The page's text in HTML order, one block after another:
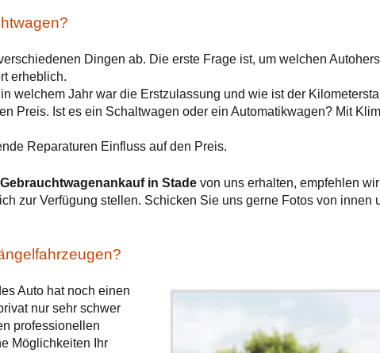
Dingen ab. Die erste Frage ist, um welchen
erheblich.
welchem Jahr war die Erstzulassung und wie ist der
Preis. Ist es ein Schaltwagen oder ein Automatikwagen? Mit
Reparaturen Einfluss auf den Preis.
Gebrauchtwagenankauf in Stade von uns erhalten, empfehlen
zur Verfügung stellen. Schicken Sie uns gerne Fotos von
Auto hat noch einen
nur sehr schwer
professionellen
Möglichkeiten Ihr